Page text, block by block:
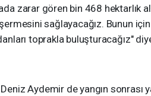
zarar gören bin 468 hektarlık
sağlayacağız. Bunun için
toprakla buluşturacağız"
Aydemir de yangın sonrası